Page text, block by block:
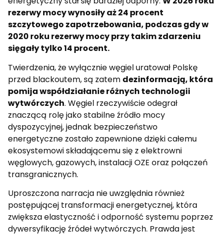
rezerwy mocy wynosiły aż 24 procent
szczytowego zapotrzebowania, podczas gdy w
2020 roku rezerwy mocy przy takim zdarzeniu
sięgały tylko 14 procent.
Twierdzenia, że wyłącznie węgiel uratował Polskę
przed blackoutem, są zatem dezinformacją, która
pomija współdziałanie różnych technologii
wytwórczych. Węgiel rzeczywiście odegrał
znaczącą rolę jako stabilne źródło mocy
dyspozycyjnej, jednak bezpieczeństwo
energetyczne zostało zapewnione dzięki całemu
ekosystemowi składającemu się z elektrowni
węglowych, gazowych, instalacji OZE oraz połączeń
transgranicznych.
Uproszczona narracja nie uwzględnia również
postępującej transformacji energetycznej, która
zwiększa elastyczność i odporność systemu poprzez
dywersyfikację źródeł wytwórczych. Prawda jest